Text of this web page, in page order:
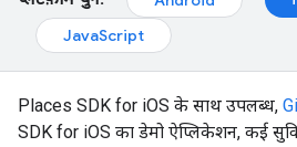
JavaScript
Places SDK for iOS के साथ उपलब्ध,
SDK for iOS का डेमो ऐप्लिकेशन, कई